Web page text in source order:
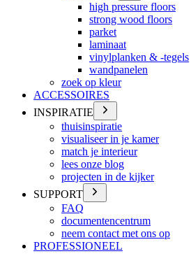
high pressure floors
strong wood floors
parket
laminaat
vinylplanken & -tegels
wandpanelen
zoek op kleur
ACCESSOIRES
INSPIRATIE
thuisinspiratie
visualiseer in je kamer
match je interieur
lees onze blog
projecten in de kijker
SUPPORT
FAQ
documentencentrum
neem contact met ons op
PROFESSIONEEL